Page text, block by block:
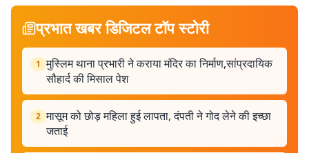
प्रभात खबर डिजिटल टॉप स्टोरी
1 मुस्लिम थाना प्रभारी ने कराया मंदिर का निर्माण,सांप्रदायिक
सौहार्द की मिसाल पेश
2 मासूम को छोड़ महिला हुई लापता, दंपती ने गोद लेने की इच्छा
जताई